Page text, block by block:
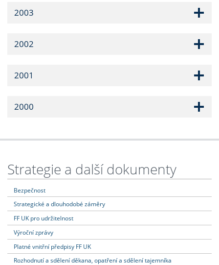
2003
2002
2001
2000
Strategie a další dokumenty
Bezpečnost
Strategické a dlouhodobé záměry
FF UK pro udržitelnost
Výroční zprávy
Platné vnitřní předpisy FF UK
Rozhodnutí a sdělení děkana, opatření a sdělení tajemníka